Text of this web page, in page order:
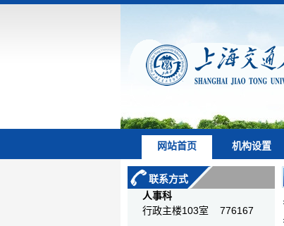
网站首页 机构设置
联系方式
人事科
行政主楼103室 776167